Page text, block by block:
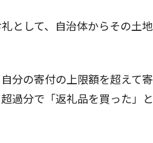
として、自治体からその土
分の寄付の上限額を超えて
過分で「返礼品を買った」